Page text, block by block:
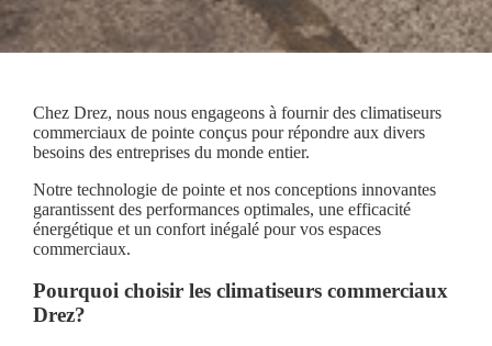
Chez Drez, nous nous engageons à fournir des climatiseurs
commerciaux de pointe conçus pour répondre aux divers
besoins des entreprises du monde entier.
Notre technologie de pointe et nos conceptions innovantes
garantissent des performances optimales, une efficacité
énergétique et un confort inégalé pour vos espaces
commerciaux.
Pourquoi choisir les climatiseurs commerciaux
Drez?